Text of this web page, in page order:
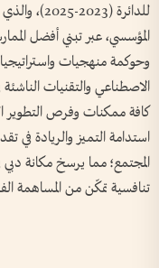
للدائرة
المؤسسي، عبر تبني أفضل
وحوكمة منهجيات
الاصطناعي والتقنيات الناشئة
كافة ممكنات وفرص التطوير
استدامة التميز والريادة في
المجتمع؛ مما يرسخ مكانة دبي
تنافسية تمكّن من المساهمة